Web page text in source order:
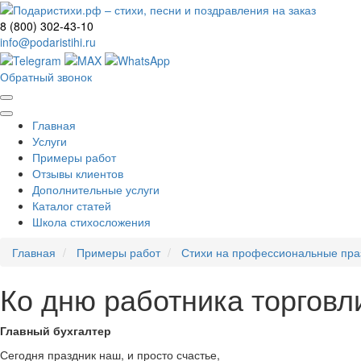
8 (800) 302-43-10
info@podaristihi.ru
Обратный звонок
Главная
Услуги
Примеры работ
Отзывы клиентов
Дополнительные услуги
Каталог статей
Школа стихосложения
Главная
Примеры работ Стихи на профессиональные
Ко дню работника
Главный бухгалтер
Сегодня праздник наш, и просто счастье,